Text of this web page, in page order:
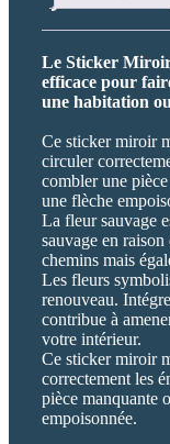
Le Sticker
efficace pour
une habitation
Ce sticker miroir
circuler
combler une
une flèche
La fleur sauvage
sauvage en
chemins mais
Les fleurs
renouveau.
contribue à
votre intérieur.
Ce sticker miroir
correctement les
pièce manquante
empoisonnée.